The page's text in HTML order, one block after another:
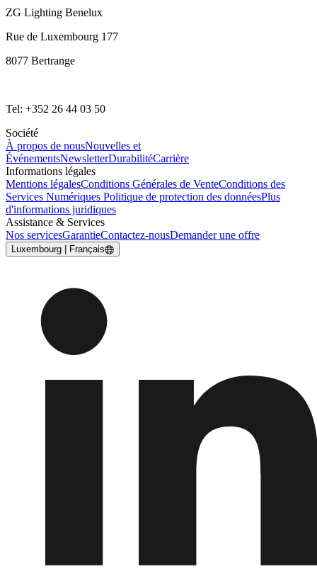
ZG Lighting Benelux
Rue de Luxembourg 177
8077 Bertrange
Tel: +352 26 44 03 50
Société
À propos de nousNouvelles et
ÉvénementsNewsletterDurabilitéCarrière
Informations légales
Mentions légalesConditions Générales de VenteConditions des
Services Numériques Politique de protection des donnéesPlus
d'informations juridiques
Assistance & Services
Nos servicesGarantieContactez-nousDemander une offre
Luxembourg | Français